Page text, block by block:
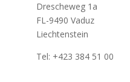
Drescheweg 1a
FL-9490 Vaduz
Liechtenstein
Tel: +423 384 51 00